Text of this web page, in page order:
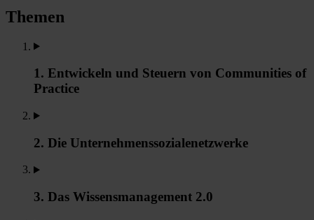
Themen
1. Entwickeln und Steuern von Communities of
Practice
2. Die Unternehmenssozialenetzwerke
3. Das Wissensmanagement 2.0